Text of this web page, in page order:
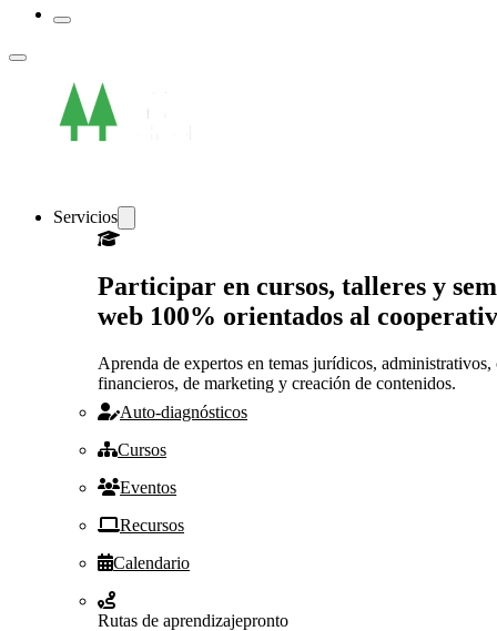
Servicios
Participar en cursos, talleres y
web 100% orientados al
Aprenda de expertos en temas jurídicos, administrativos,
financieros, de marketing y creación de contenidos.
Auto-diagnósticos
Cursos
Eventos
Recursos
Calendario
Rutas de aprendizajepronto